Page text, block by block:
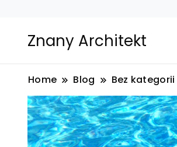
Znany Architekt
Home Blog Bez kategorii